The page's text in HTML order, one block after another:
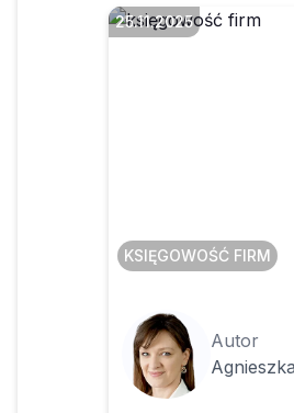
25.11.2025
KSIĘGOWOŚĆ FIRM
Autor